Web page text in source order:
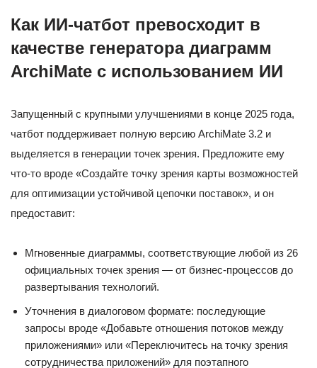
Как ИИ-чатбот превосходит в
качестве генератора диаграмм
ArchiMate с использованием ИИ
Запущенный с крупными улучшениями в конце 2025 года,
чатбот поддерживает полную версию ArchiMate 3.2 и
выделяется в генерации точек зрения. Предложите ему
что-то вроде «Создайте точку зрения карты возможностей
для оптимизации устойчивой цепочки поставок», и он
предоставит:
Мгновенные диаграммы, соответствующие любой из 26
официальных точек зрения — от бизнес-процессов до
развертывания технологий.
Уточнения в диалоговом формате: последующие
запросы вроде «Добавьте отношения потоков между
приложениями» или «Переключитесь на точку зрения
сотрудничества приложений» для поэтапного